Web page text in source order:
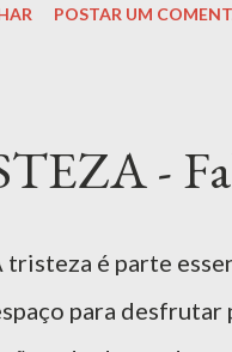
destruir a
do CASJ. Para
MAIS
POSTAR UM
-
tristeza é parte
para desfrutar